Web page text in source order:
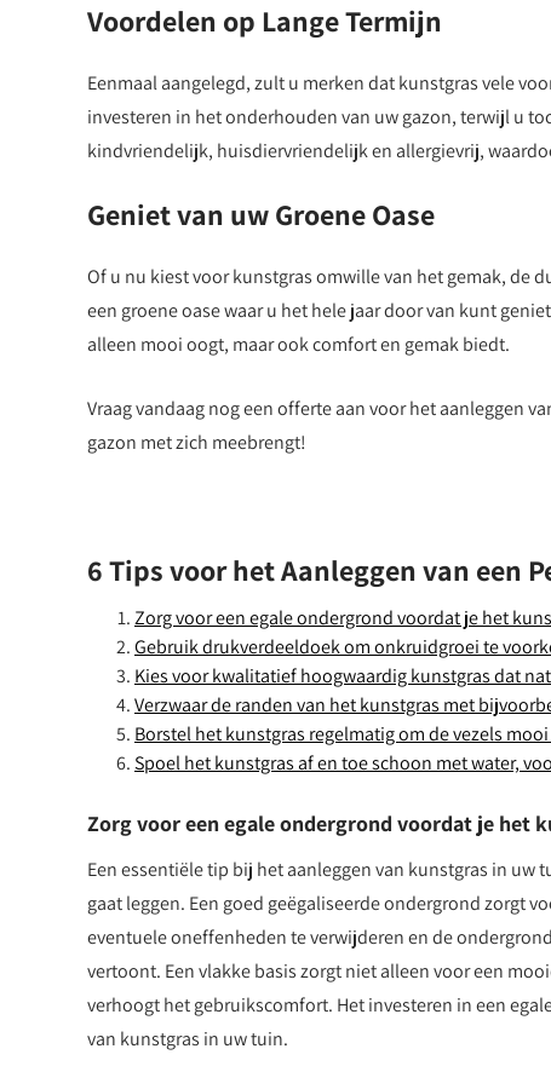
Voordelen op Lange Termijn
Eenmaal aangelegd, zult u merken dat kunstgras vele
investeren in het onderhouden van uw gazon, terwijl u
kindvriendelijk, huisdiervriendelijk en allergievrij,
Geniet van uw Groene Oase
Of u nu kiest voor kunstgras omwille van het gemak, de
een groene oase waar u het hele jaar door van kunt
alleen mooi oogt, maar ook comfort en gemak biedt.
Vraag vandaag nog een offerte aan voor het aanleggen
gazon met zich meebrengt!
6 Tips voor het Aanleggen van een
Zorg voor een egale ondergrond voordat je het
Gebruik drukverdeeldoek om onkruidgroei te
Kies voor kwalitatief hoogwaardig kunstgras dat
Verzwaar de randen van het kunstgras met
Borstel het kunstgras regelmatig om de vezels
Spoel het kunstgras af en toe schoon met water,
Zorg voor een egale ondergrond voordat je het
Een essentiële tip bij het aanleggen van kunstgras in
gaat leggen. Een goed geëgaliseerde ondergrond zorgt
eventuele oneffenheden te verwijderen en de
vertoont. Een vlakke basis zorgt niet alleen voor een
verhoogt het gebruikscomfort. Het investeren in een
van kunstgras in uw tuin.